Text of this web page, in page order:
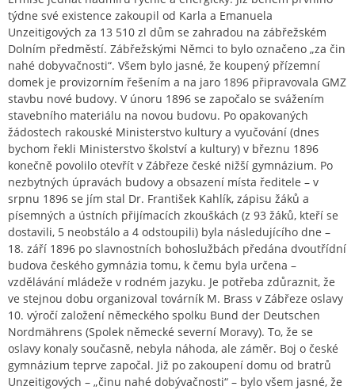
týdne své existence zakoupil od Karla a Emanuela
Unzeitigových za 13 510 zl dům se zahradou na zábřežském
Dolním předměstí. Zábřežskými Němci to bylo označeno „za čin
nahé dobyvačnosti“. Všem bylo jasné, že koupený přízemní
domek je provizorním řešením a na jaro 1896 připravovala GMZ
stavbu nové budovy. V únoru 1896 se započalo se svážením
stavebního materiálu na novou budovu. Po opakovaných
žádostech rakouské Ministerstvo kultury a vyučování (dnes
bychom řekli Ministerstvo školství a kultury) v březnu 1896
konečně povolilo otevřít v Zábřeze české nižší gymnázium. Po
nezbytných úpravách budovy a obsazení místa ředitele – v
srpnu 1896 se jím stal Dr. František Kahlík, zápisu žáků a
písemných a ústních přijímacích zkouškách (z 93 žáků, kteří se
dostavili, 5 neobstálo a 4 odstoupili) byla následujícího dne –
18. září 1896 po slavnostních bohoslužbách předána dvoutřídní
budova českého gymnázia tomu, k čemu byla určena –
vzdělávání mládeže v rodném jazyku. Je potřeba zdůraznit, že
ve stejnou dobu organizoval továrník M. Brass v Zábřeze oslavy
10. výročí založení německého spolku Bund der Deutschen
Nordmährens (Spolek německé severní Moravy). To, že se
oslavy konaly současně, nebyla náhoda, ale záměr. Boj o české
gymnázium teprve započal. Již po zakoupení domu od bratrů
Unzeitigových – „činu nahé dobývačnosti“ – bylo všem jasné, že